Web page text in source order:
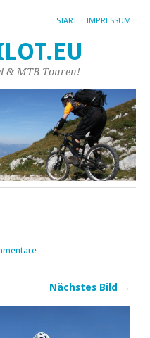
START IMPRESSUM
& MTB Touren!
Nächstes Bild →